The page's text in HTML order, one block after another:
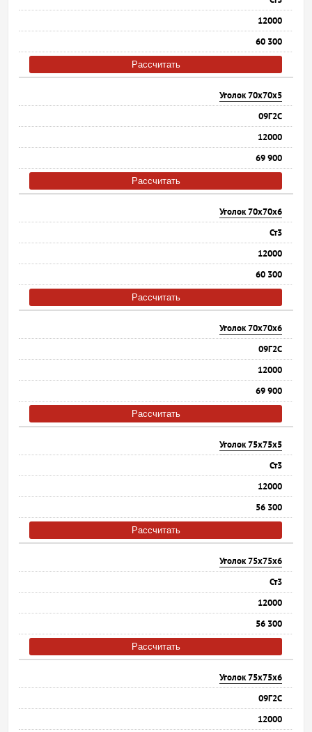
12000
60 300
Рассчитать
Уголок 70х70х5
09Г2С
12000
69 900
Рассчитать
Уголок 70х70х6
Ст3
12000
60 300
Рассчитать
Уголок 70х70х6
09Г2С
12000
69 900
Рассчитать
Уголок 75х75х5
Ст3
12000
56 300
Рассчитать
Уголок 75х75х6
Ст3
12000
56 300
Рассчитать
Уголок 75х75х6
09Г2С
12000